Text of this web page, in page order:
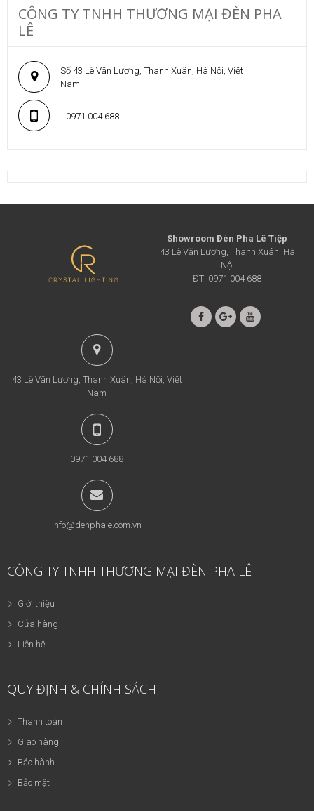
CÔNG TY TNHH THƯƠNG MẠI ĐÈN PHA
LÊ
Số 43 Lê Văn Lương, Thanh Xuân, Hà Nội, Việt
Nam
0971 004 688
Showroom Đèn Pha Lê Tiệp
43 Lê Văn Lương, Thanh Xuân, Hà
Nội
ĐT: 0971 004 688
43 Lê Văn Lương, Thanh Xuân, Hà Nội, Việt
Nam
0971 004 688
info@denphale.com.vn
CÔNG TY TNHH THƯƠNG MẠI ĐÈN PHA LÊ
Giới thiệu
Cửa hàng
Liên hệ
QUY ĐỊNH & CHÍNH SÁCH
Thanh toán
Giao hàng
Bảo hành
Bảo mật